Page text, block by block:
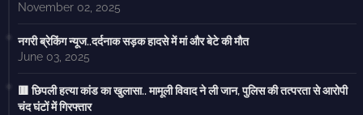
November 02, 2025
नगरी ब्रेकिंग न्यूज..दर्दनाक सड़क हादसे में मां और बेटे की मौत
June 03, 2025
🟥 छिपली हत्या कांड का खुलासा.. मामूली विवाद ने ली जान, पुलिस की तत्परता से आरोपी
चंद घंटों में गिरफ्तार